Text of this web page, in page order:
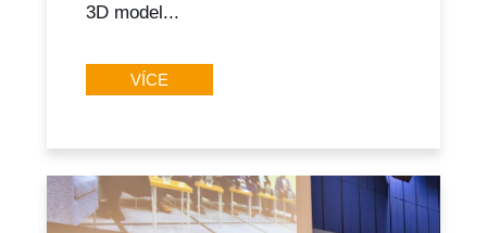
3D model...
VÍCE